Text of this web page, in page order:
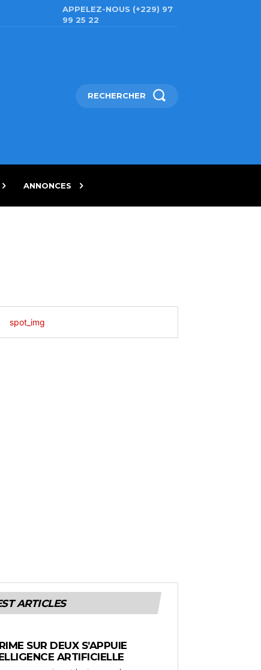
APPELEZ-NOUS (+229) 97
99 25 22
RECHERCHER
ANNONCES
ARTICLES
SUR DEUX S’APPUIE
ARTIFICIELLE